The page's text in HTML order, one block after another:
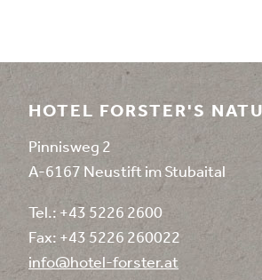
HOTEL FORSTER'S
Pinnisweg 2
A-6167 Neustift im Stubaital
Tel.: +43 5226 2600
Fax: +43 5226 260022
info@hotel-forster.at